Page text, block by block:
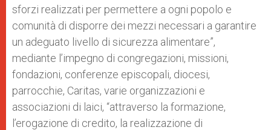
sforzi realizzati per permettere a ogni popolo e
comunità di disporre dei mezzi necessari a garantire
un adeguato livello di sicurezza alimentare”,
mediante l’impegno di congregazioni, missioni,
fondazioni, conferenze episcopali, diocesi,
parrocchie, Caritas, varie organizzazioni e
associazioni di laici, “attraverso la formazione,
l’erogazione di credito, la realizzazione di